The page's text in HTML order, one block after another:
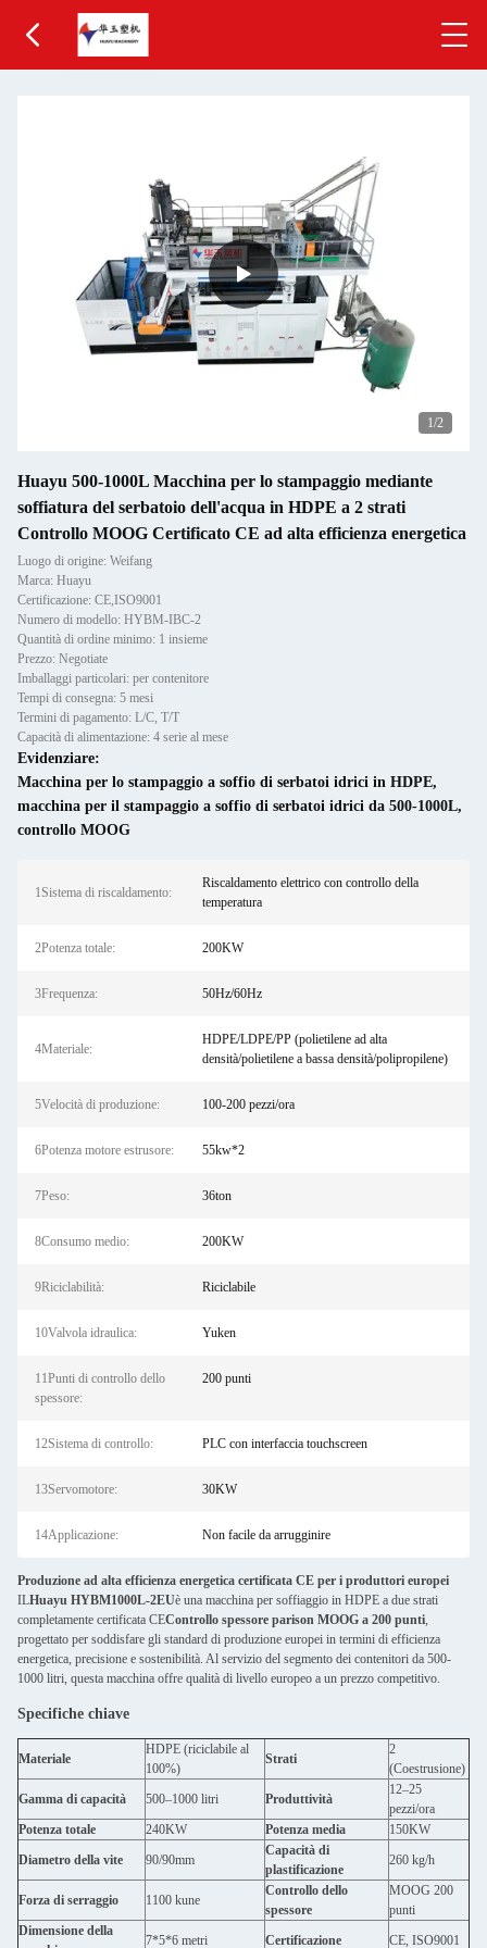
1/2
Huayu 500-1000L Macchina per lo stampaggio mediante
soffiatura del serbatoio dell'acqua in HDPE a 2 strati
Controllo MOOG Certificato CE ad alta efficienza energetica
Luogo di origine: Weifang
Marca: Huayu
Certificazione: CE,ISO9001
Numero di modello: HYBM-IBC-2
Quantità di ordine minimo: 1 insieme
Prezzo: Negotiate
Imballaggi particolari: per contenitore
Tempi di consegna: 5 mesi
Termini di pagamento: L/C, T/T
Capacità di alimentazione: 4 serie al mese
Evidenziare:
Macchina per lo stampaggio a soffio di serbatoi idrici in HDPE,
macchina per il stampaggio a soffio di serbatoi idrici da 500-1000L,
controllo MOOG
1Sistema di riscaldamento:
Riscaldamento elettrico con controllo della
temperatura
2Potenza totale: 200KW
3Frequenza: 50Hz/60Hz
4Materiale:
HDPE/LDPE/PP (polietilene ad alta
densità/polietilene a bassa densità/polipropilene)
5Velocità di produzione: 100-200 pezzi/ora
6Potenza motore estrusore: 55kw*2
7Peso: 36ton
8Consumo medio: 200KW
9Riciclabilità: Riciclabile
10Valvola idraulica: Yuken
11Punti di controllo dello
spessore:
200 punti
12Sistema di controllo: PLC con interfaccia touchscreen
13Servomotore: 30KW
14Applicazione: Non facile da arrugginire
Produzione ad alta efficienza energetica certificata CE per i produttori europei
ILHuayu HYBM1000L-2EUè una macchina per soffiaggio in HDPE a due strati
completamente certificata CEControllo spessore parison MOOG a 200 punti,
progettato per soddisfare gli standard di produzione europei in termini di efficienza
energetica, precisione e sostenibilità. Al servizio del segmento dei contenitori da 500-
1000 litri, questa macchina offre qualità di livello europeo a un prezzo competitivo.
Specifiche chiave
Materiale
HDPE (riciclabile al
100%)
Strati
2
(Coestrusione)
Gamma di capacità
500–1000 litri Produttività
12–25
pezzi/ora
Potenza totale
240KW Potenza media
150KW
Diametro della vite
90/90mm
Capacità di
plastificazione
260 kg/h
Forza di serraggio 1100 kune
Controllo dello
spessore
MOOG 200
punti
Dimensione della
7*5*6 metri Certificazione CE, ISO9001